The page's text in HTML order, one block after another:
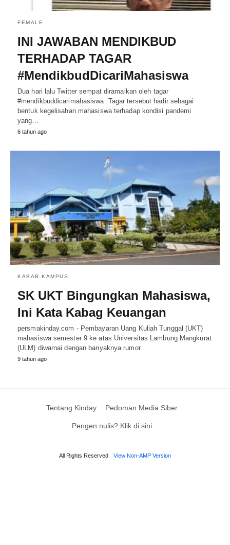
FEMALE
INI JAWABAN MENDIKBUD
TERHADAP TAGAR
#MendikbudDicariMahasiswa
Dua hari lalu Twitter sempat diramaikan oleh tagar
#mendikbuddicarimahasiswa. Tagar tersebut hadir sebagai
bentuk kegelisahan mahasiswa terhadap kondisi pandemi
yang…
6 tahun ago
KABAR KAMPUS
SK UKT Bingungkan Mahasiswa,
Ini Kata Kabag Keuangan
persmakinday.com - Pembayaran Uang Kuliah Tunggal (UKT)
mahasiswa semester 9 ke atas Universitas Lambung Mangkurat
(ULM) diwarnai dengan banyaknya rumor…
9 tahun ago
Tentang Kinday Pedoman Media Siber
Pengen nulis? Klik di sini
All Rights Reserved View Non-AMP Version